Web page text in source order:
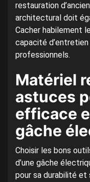
restauration
architectural doit
Cacher habilement
capacité
professionnels.
Matériel
astuces
efficace
gâche
Choisir les bons
d’une gâche
pour sa durabilité